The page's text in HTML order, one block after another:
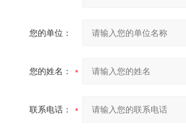
您的单位：
您的姓名：
联系电话：